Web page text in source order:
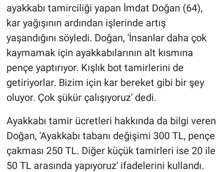
ayakkabı tamirciliği yapan İmdat Doğan (64),
kar yağışının ardından işlerinde artış
yaşandığını söyledi. Doğan, 'İnsanlar daha çok
kaymamak için ayakkabılarının alt kısmına
pençe yaptırıyor. Kışlık bot tamirlerini de
getiriyorlar. Bizim için kar bereket gibi bir şey
oluyor. Çok şükür çalışıyoruz' dedi.
Ayakkabı tamir ücretleri hakkında da bilgi veren
Doğan, 'Ayakkabı tabanı değişimi 300 TL, pençe
çakması 250 TL. Diğer küçük tamirleri ise 20 ile
50 TL arasında yapıyoruz' ifadelerini kullandı.